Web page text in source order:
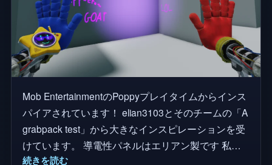
てのゲームを+5ポイントで開始する - すべての友達
の歩行速度+5%
Mob EntertainmentのPoppyプレイタイムからインス
パイアされています！ elian3103とそのチームの「A
grabpack test」から大きなインスピレーションを受
けています。 導電性パネルはエリアン製です 私は
すぐにそれを変更します。心配しないでください。
続きを読む